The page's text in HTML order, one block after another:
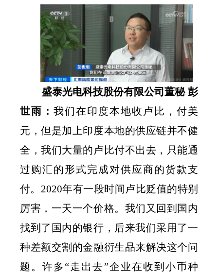
盛泰光电科技股份有限公司董秘 彭
世雨： 我们在印度本地收卢比，付美
元，但是加上印度本地的供应链并不健
全，我们大量的卢比付不出去，只能通
过购汇的形式完成对供应商的货款支
付。 2020年有一段时间卢比贬值的特别
厉害，一天一个价格。我们又回到国内
找到了国内的银行，后来我们采用了一
种差额交割的金融衍生品来解决这个问
题。许多 “走出去”企业在收到小币种